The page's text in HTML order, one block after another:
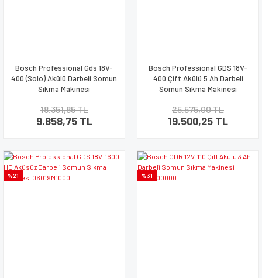
Bosch Professional Gds 18V-
400 (Solo) Akülü Darbeli Somun
Sıkma Makinesi
18.351,85 TL
9.858,75 TL
Bosch Professional GDS 18V-
400 Çift Akülü 5 Ah Darbeli
Somun Sıkma Makinesi
25.575,00 TL
19.500,25 TL
%21 %31